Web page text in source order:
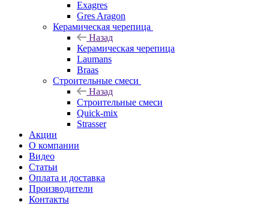
Exagres
Gres Aragon
Керамическая черепица
Назад
Керамическая черепица
Laumans
Braas
Строительные смеси
Назад
Строительные смеси
Quick-mix
Strasser
Акции
О компании
Видео
Статьи
Оплата и доставка
Производители
Контакты